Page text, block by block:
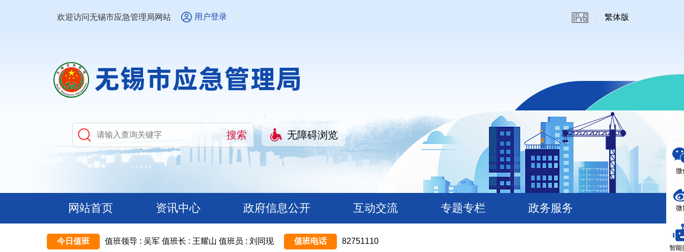
欢迎访问无锡市应急管理局网站 用户登录 繁体版
无障碍浏览
网站首页 资讯中心 政府信息公开 互动交流 专题专栏 政务服务
今日值班 值班领导 : 吴军 值班长 : 王耀山 值班员 : 刘同现 值班电话 82751110
微
微
智能